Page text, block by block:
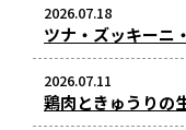
2026.07.18
ツナ・ズッキーニ
2026.07.11
鶏肉ときゅうりの